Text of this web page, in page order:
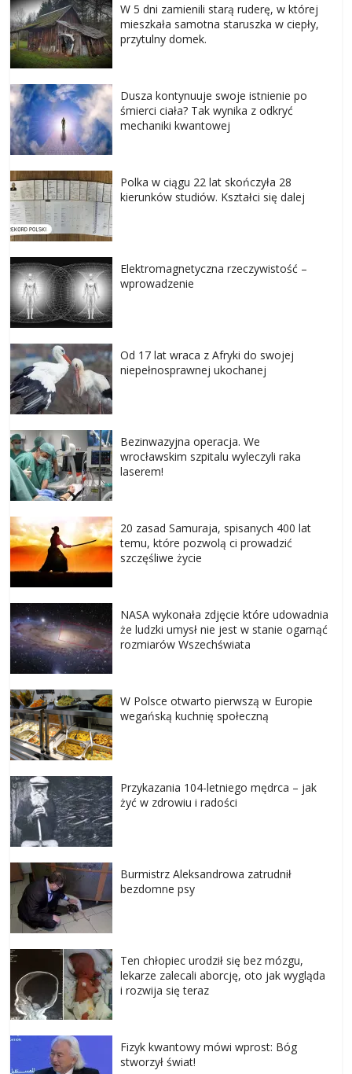
W 5 dni zamienili starą ruderę, w której
mieszkała samotna staruszka w ciepły,
przytulny domek.
Dusza kontynuuje swoje istnienie po
śmierci ciała? Tak wynika z odkryć
mechaniki kwantowej
Polka w ciągu 22 lat skończyła 28
kierunków studiów. Kształci się dalej
Elektromagnetyczna rzeczywistość –
wprowadzenie
Od 17 lat wraca z Afryki do swojej
niepełnosprawnej ukochanej
Bezinwazyjna operacja. We
wrocławskim szpitalu wyleczyli raka
laserem!
20 zasad Samuraja, spisanych 400 lat
temu, które pozwolą ci prowadzić
szczęśliwe życie
NASA wykonała zdjęcie które udowadnia
że ludzki umysł nie jest w stanie ogarnąć
rozmiarów Wszechświata
W Polsce otwarto pierwszą w Europie
wegańską kuchnię społeczną
Przykazania 104-letniego mędrca – jak
żyć w zdrowiu i radości
Burmistrz Aleksandrowa zatrudnił
bezdomne psy
Ten chłopiec urodził się bez mózgu,
lekarze zalecali aborcję, oto jak wygląda
i rozwija się teraz
Fizyk kwantowy mówi wprost: Bóg
stworzył świat!